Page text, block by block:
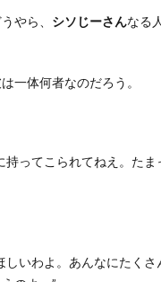
やら、 シソじーさんなる
一体何者なのだろう。
持ってこられてねえ。たま
しいわよ。あんなにたくさ